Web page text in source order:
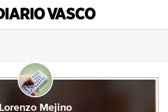
Lorenzo Mejino